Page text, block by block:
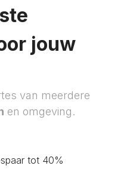
jouw
van meerdere
en omgeving.
tot 40%